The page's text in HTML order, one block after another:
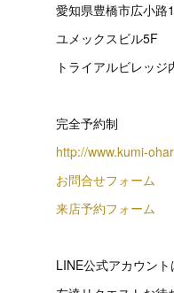
愛知県豊橋市広小路
ユメックスビル5F
トライアルビレッジ
完全予約制
http://www.kumi-
お問合せフォーム
来店予約フォーム
LINE公式アカウント